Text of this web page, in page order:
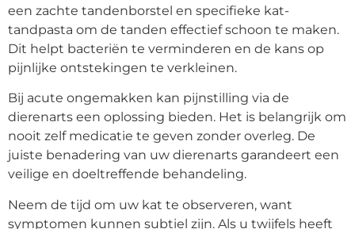
een zachte tandenborstel en specifieke kat-
tandpasta om de tanden effectief schoon te maken.
Dit helpt bacteriën te verminderen en de kans op
pijnlijke ontstekingen te verkleinen.
Bij acute ongemakken kan pijnstilling via de
dierenarts een oplossing bieden. Het is belangrijk om
nooit zelf medicatie te geven zonder overleg. De
juiste benadering van uw dierenarts garandeert een
veilige en doeltreffende behandeling.
Neem de tijd om uw kat te observeren, want
symptomen kunnen subtiel zijn. Als u twijfels heeft